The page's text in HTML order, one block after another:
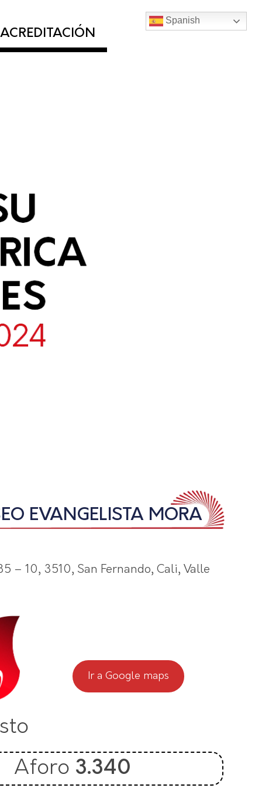
ACREDITACIÓN
Spanish
EVANGELISTA MORA
– 10, 3510, San Fernando, Cali, Valle
Ir a Google maps
Aforo 3.340